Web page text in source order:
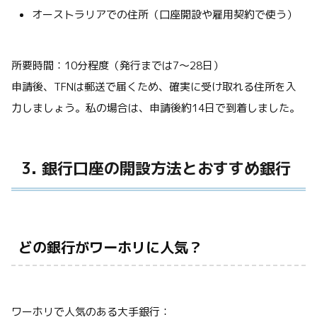
オーストラリアでの住所（口座開設や雇用契約で使う）
所要時間：10分程度（発行までは7〜28日）
申請後、TFNは郵送で届くため、確実に受け取れる住所を入
力しましょう。私の場合は、申請後約14日で到着しました。
3. 銀行口座の開設方法とおすすめ銀行
どの銀行がワーホリに人気？
ワーホリで人気のある大手銀行：